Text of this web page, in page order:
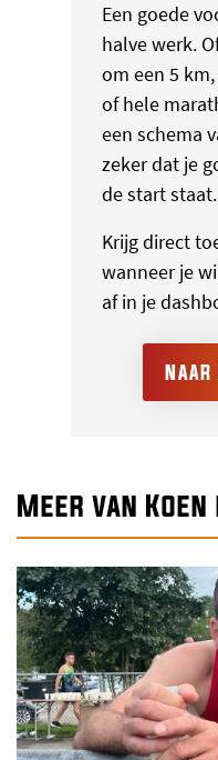
Een goede
halve werk.
om een 5
of hele
een schema
zeker dat je
de start staat.
Krijg direct
wanneer je
af in je
Meer van Koen